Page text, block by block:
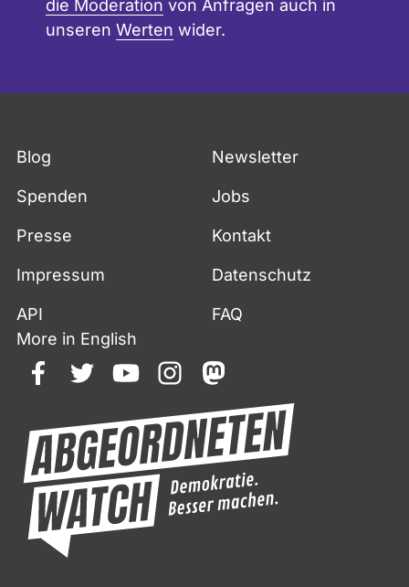
die Moderation von Anfragen auch in
unseren Werten wider.
Blog Newsletter
Spenden Jobs
Presse Kontakt
Impressum Datenschutz
API
FAQ
More in English
facebooktwitteryoutubeinstagrammastodon